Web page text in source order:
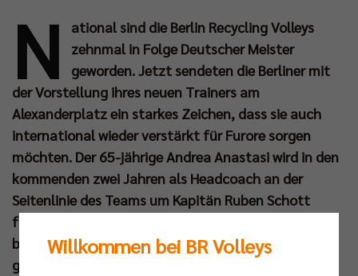
N
ational sind die Berlin Recycling Volleys
zehnmal in Folge Deutscher Meister
geworden. Jetzt sendeten die Berliner mit
der Vorstellung ihres neuen Trainers am
Alexanderplatz ein starkes Zeichen, dass sie auch
international wieder verstärkt für Furore sorgen
möchten. Der 65-jährige Andrea Anastasi wird in den
kommenden zwei Jahren als Headcoach an der
Seitenlinie des Teams um Kapitän Ruben Schott
fungieren. Einen solch renommierten Trainer hat es
bisher in der Volleyball Bundesliga wohl noch nicht
gegeben.
Willkommen bei BR Volleys